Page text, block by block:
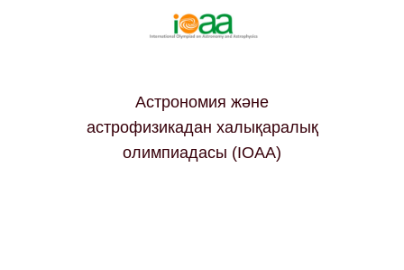
Астрономия және
астрофизикадан халықаралық
олимпиадасы (IOAA)